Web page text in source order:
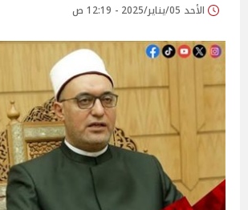
الأحد 05/يناير/2025 - 12:19 ص